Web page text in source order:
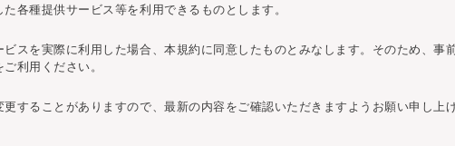
各種提供サービス等を利用できるものとします。
スを実際に利用した場合、本規約に同意したものとみなします。そのため、事
利用ください。
することがありますので、最新の内容をご確認いただきますようお願い申し上げ